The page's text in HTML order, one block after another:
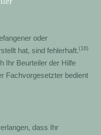
oder
hat, sind fehlerhaft.(18)
Ihr Beurteiler der Hilfe
Fachvorgesetzter bedient
dass Ihr